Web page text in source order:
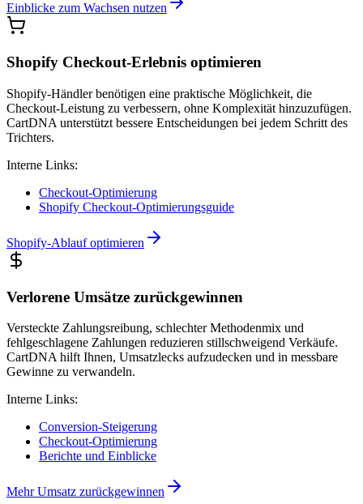
Einblicke zum Wachsen nutzen
Shopify Checkout-Erlebnis optimieren
Shopify-Händler benötigen eine praktische Möglichkeit, die
Checkout-Leistung zu verbessern, ohne Komplexität hinzuzufügen.
CartDNA unterstützt bessere Entscheidungen bei jedem Schritt des
Trichters.
Interne Links:
Checkout-Optimierung
Shopify Checkout-Optimierungsguide
Shopify-Ablauf optimieren
Verlorene Umsätze zurückgewinnen
Versteckte Zahlungsreibung, schlechter Methodenmix und
fehlgeschlagene Zahlungen reduzieren stillschweigend Verkäufe.
CartDNA hilft Ihnen, Umsatzlecks aufzudecken und in messbare
Gewinne zu verwandeln.
Interne Links:
Conversion-Steigerung
Checkout-Optimierung
Berichte und Einblicke
Mehr Umsatz zurückgewinnen